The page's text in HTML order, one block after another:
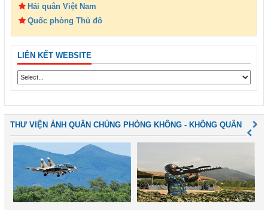
Hải quân Việt Nam
Quốc phòng Thủ đô
LIÊN KẾT WEBSITE
THƯ VIỆN ẢNH QUÂN CHỦNG PHÒNG KHÔNG - KHÔNG QUÂN